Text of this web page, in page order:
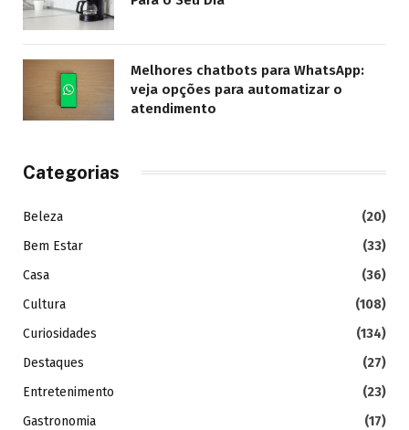
Melhores chatbots para WhatsApp:
veja opções para automatizar o
atendimento
Categorias
Beleza
(20)
Bem Estar
(33)
Casa
(36)
Cultura
(108)
Curiosidades
(134)
Destaques
(27)
Entretenimento
(23)
Gastronomia
(17)